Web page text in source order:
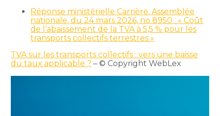
Réponse ministérielle Carrière, Assemblée
nationale, du 24 mars 2026, no 8950 : « Coût
de l’abaissement de la TVA à 5,5 % pour les
transports collectifs terrestres »
TVA sur les transports collectifs : vers une baisse
du taux applicable ? – © Copyright WebLex